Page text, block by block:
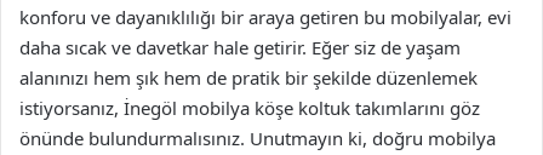
konforu ve dayanıklılığı bir araya getiren bu mobilyalar, evi
daha sıcak ve davetkar hale getirir. Eğer siz de yaşam
alanınızı hem şık hem de pratik bir şekilde düzenlemek
istiyorsanız, İnegöl mobilya köşe koltuk takımlarını göz
önünde bulundurmalısınız. Unutmayın ki, doğru mobilya